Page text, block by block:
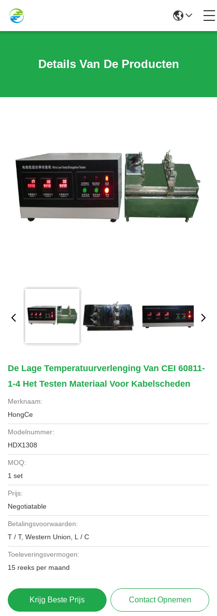
Details Van De Producten
De Lage Temperatuurverlenging Van CEI 60811-
1-4 Het Testen Materiaal Voor Kabelscheden
Merknaam:
HongCe
Modelnummer:
HDX1308
MOQ:
1 set
Prijs:
Negotiatable
Betalingsvoorwaarden:
T / T, Western Union, L / C
Toeleveringsvermogen:
15 reeks per maand
Krijg Beste Prijs Contact Opnemen